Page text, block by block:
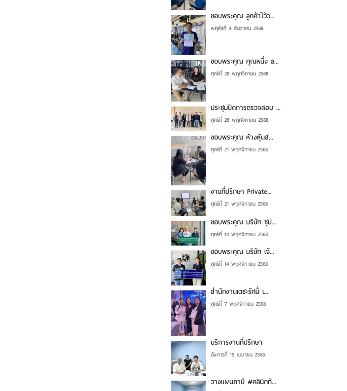
ขอบพระคุณ ลูกค้าไว้ว...
พฤหัสที่ 4 ธันวาคม 2568
ขอบพระคุณ คุณหนึ่ง ล...
ศุกร์ที่ 28 พฤศจิกายน 2568
ประชุมปิดการตรวจสอบ ...
ศุกร์ที่ 28 พฤศจิกายน 2568
ขอบพระคุณ ห้างหุ้นส่...
ศุกร์ที่ 21 พฤศจิกายน 2568
งานที่ปรึกษา Private...
ศุกร์ที่ 21 พฤศจิกายน 2568
ขอบพระคุณ บริษัท ซุป...
ศุกร์ที่ 14 พฤศจิกายน 2568
ขอบพระคุณ บริษัท เจ้...
ศุกร์ที่ 14 พฤศจิกายน 2568
สำนักงานเตชะรัศมิ์ เ...
ศุกร์ที่ 7 พฤศจิกายน 2568
บริการงานที่ปรึกษา
อังคารที่ 15 เมษายน 2568
วางแผนภาษี #คลินิกทั...